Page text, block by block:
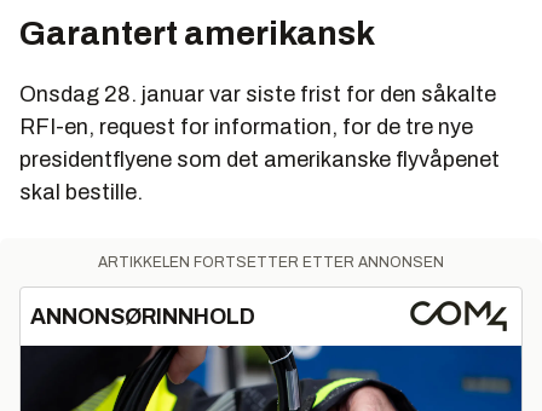
Garantert amerikansk
Onsdag 28. januar var siste frist for den såkalte
RFI-en, request for information, for de tre nye
presidentflyene som det amerikanske flyvåpenet
skal bestille.
ARTIKKELEN FORTSETTER ETTER ANNONSEN
ANNONSØRINNHOLD